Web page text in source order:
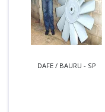
DAFE / BAURU - SP